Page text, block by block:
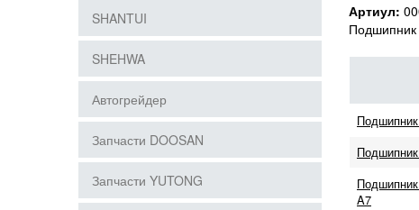
Артиул:
Подшипник
A7
SHANTUI
SHEHWA
Автогрейдер
Запчасти DOOSAN
Запчасти YUTONG